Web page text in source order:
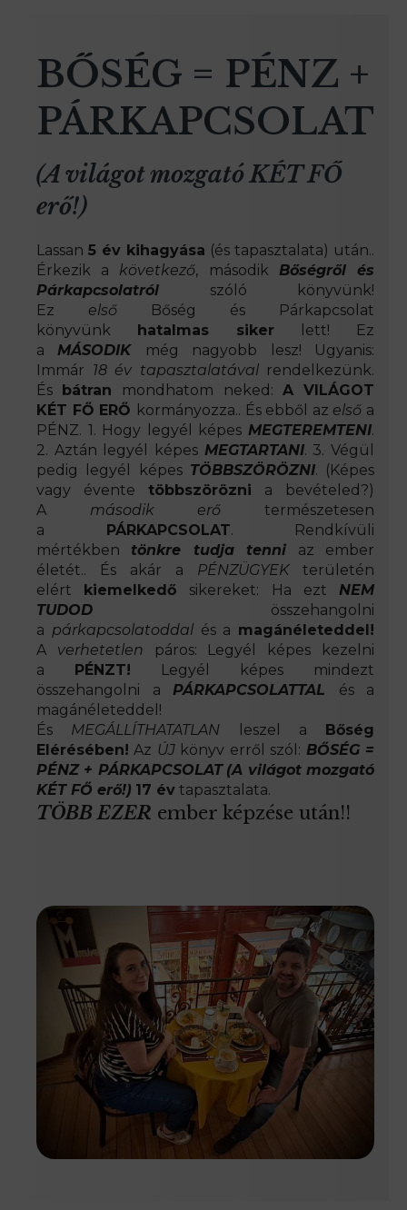
BŐSÉG = PÉNZ +
PÁRKAPCSOLAT
(A világot mozgató KÉT FŐ
erő!)
Lassan 5 év kihagyása (és tapasztalata) után..
Érkezik a következő, második Bőségről és
Párkapcsolatról szóló könyvünk!
Ez első
Bőség és Párkapcsolat
könyvünk hatalmas siker lett! Ez
a MÁSODIK
még nagyobb lesz! Ugyanis:
Immár 18 év tapasztalatávalrendelkezünk.
És bátran mondhatom neked: A VILÁGOT
KÉT FŐ ERŐ kormányozza.. És ebből az első a
PÉNZ. 1. Hogy legyél képes MEGTEREMTENI.
2. Aztán legyél képes MEGTARTANI. 3. Végül
pedig legyél képes TÖBBSZÖRÖZNI. (Képes
vagy évente többszörözni a bevételed?)
A második erőtermészetesen
a PÁRKAPCSOLAT. Rendkívüli
mértékben tönkre tudja tenni az ember
életét.. És akár a PÉNZÜGYEK területén
elért kiemelkedő sikereket: Ha ezt NEM
TUDOD összehangolni
a párkapcsolatoddal és a magánéleteddel!
A verhetetlen
páros: Legyél képes kezelni
a PÉNZT! Legyél képes mindezt
összehangolni a PÁRKAPCSOLATTAL és a
magánéleteddel!
És MEGÁLLÍTHATATLAN leszel a Bőség
Elérésében! Az ÚJ könyv erről szól: BŐSÉG =
PÉNZ + PÁRKAPCSOLAT (A világot mozgató
KÉT FŐ erő!) 17 év tapasztalata.
TÖBB EZER ember képzése után!!